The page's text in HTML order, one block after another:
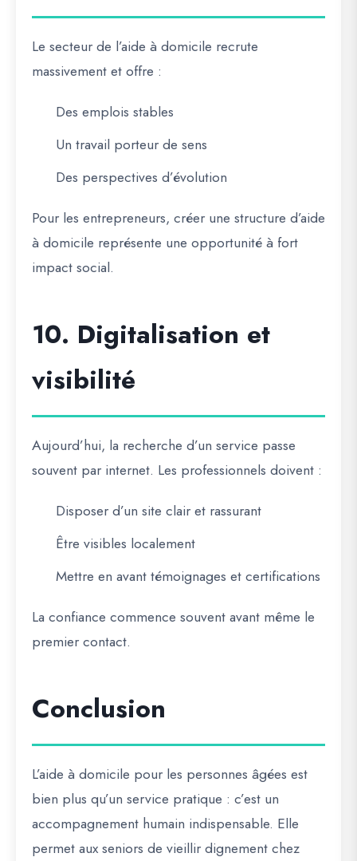
Le secteur de l’aide à domicile recrute
massivement et offre :
Des emplois stables
Un travail porteur de sens
Des perspectives d’évolution
Pour les entrepreneurs, créer une structure d’aide
à domicile représente une opportunité à fort
impact social.
10. Digitalisation et
visibilité
Aujourd’hui, la recherche d’un service passe
souvent par internet. Les professionnels doivent :
Disposer d’un site clair et rassurant
Être visibles localement
Mettre en avant témoignages et certifications
La confiance commence souvent avant même le
premier contact.
Conclusion
L’aide à domicile pour les personnes âgées est
bien plus qu’un service pratique : c’est un
accompagnement humain indispensable. Elle
permet aux seniors de vieillir dignement chez